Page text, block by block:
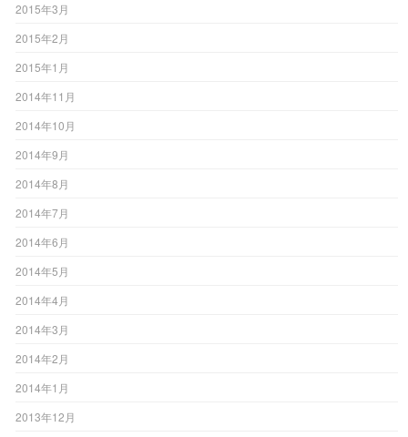
2015年3月
2015年2月
2015年1月
2014年11月
2014年10月
2014年9月
2014年8月
2014年7月
2014年6月
2014年5月
2014年4月
2014年3月
2014年2月
2014年1月
2013年12月